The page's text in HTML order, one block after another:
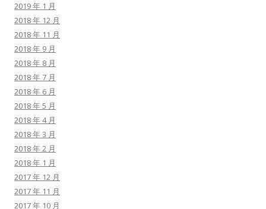
2019 年 1 月
2018 年 12 月
2018 年 11 月
2018 年 9 月
2018 年 8 月
2018 年 7 月
2018 年 6 月
2018 年 5 月
2018 年 4 月
2018 年 3 月
2018 年 2 月
2018 年 1 月
2017 年 12 月
2017 年 11 月
2017 年 10 月